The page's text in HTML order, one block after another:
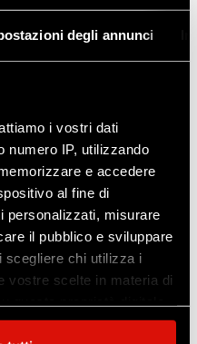
degli annunci
i vostri dati
numero IP, utilizzando
e accedere
al fine di
personalizzati, misurare
il pubblico e sviluppare
scegliere chi utilizza i
vostre scelte in materia di
questa proprietà digitale
scelte. È possibile
della
e lo ha dimostrato
sprint in
po’ sofferto,
ha funzionato
nella
e sono
già pensare
così l’avvio in
si sono imbattuti